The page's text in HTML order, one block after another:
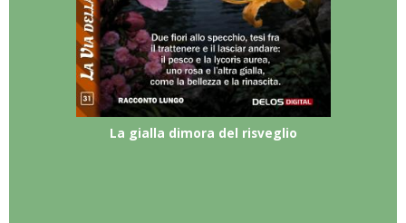
La gialla dimora del risveglio